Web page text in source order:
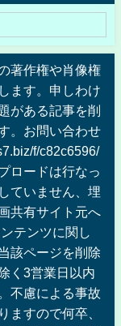
著作権や肖像権
ます。申しわけ
がある記事を削
。お問い合わせ
f/c82c6596/
ロードは行なっ
ていません、埋
共有サイト元へ
テンツに関し
該ページを削除
く3営業日以内
不慮による事故
ますので何卒、